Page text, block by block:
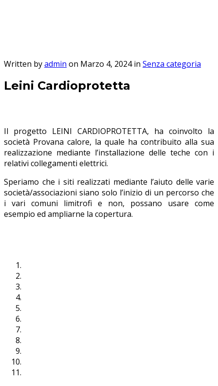
Written byadmin on Marzo 4, 2024 in Senza categoria
Leini Cardioprotetta
Il progetto LEINI CARDIOPROTETTA, ha coinvolto la
società Provana calore, la quale ha contribuito alla sua
realizzazione mediante l’installazione delle teche con i
relativi collegamenti elettrici.
Speriamo che i siti realizzati mediante l’aiuto delle varie
società/associazioni siano solo l’inizio di un percorso che
i vari comuni limitrofi e non, possano usare come
esempio ed ampliarne la copertura.